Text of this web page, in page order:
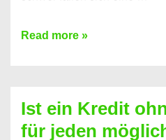
Kreditkarte
Prepaid
ist
Read more »
Ist ein Kredit
für jeden